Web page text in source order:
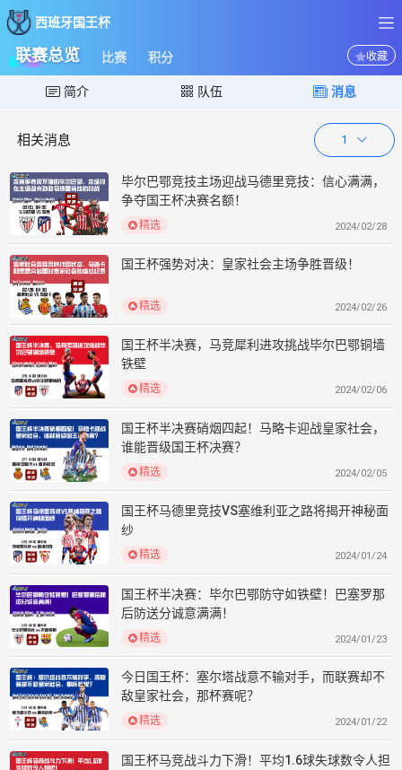
西班牙国王杯
西班牙国王杯
联赛总览 比赛 积分 收藏
简介 队伍 消息
相关消息 1
毕尔巴鄂竞技主场迎战马德里竞技：信心满满，
争夺国王杯决赛名额！
精选 2024/02/28
国王杯强势对决：皇家社会主场争胜晋级！
精选 2024/02/26
国王杯半决赛，马竞犀利进攻挑战毕尔巴鄂铜墙
铁壁
精选 2024/02/06
国王杯半决赛硝烟四起！马略卡迎战皇家社会，
谁能晋级国王杯决赛？
精选 2024/02/05
国王杯马德里竞技VS塞维利亚之路将揭开神秘面
纱
精选 2024/01/24
国王杯半决赛：毕尔巴鄂防守如铁壁！巴塞罗那
后防送分诚意满满！
精选 2024/01/23
今日国王杯：塞尔塔战意不输对手，而联赛却不
敌皇家社会，那杯赛呢？
精选 2024/01/22
国王杯马竞战斗力下滑！平均1.6球失球数令人担